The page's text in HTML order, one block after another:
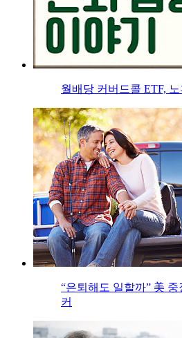
월배당 커버드콜 ETF,
“은퇴해도 일할까” 美
커